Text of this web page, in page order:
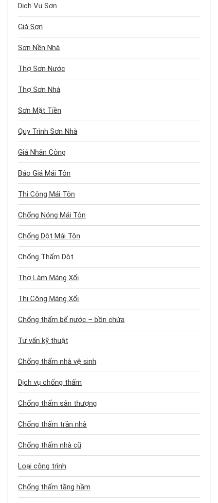
Dịch Vụ Sơn
Giá Sơn
Sơn Nền Nhà
Thợ Sơn Nước
Thợ Sơn Nhà
Sơn Mặt Tiền
Quy Trình Sơn Nhà
Giá Nhân Công
Báo Giá Mái Tôn
Thi Công Mái Tôn
Chống Nóng Mái Tôn
Chống Dột Mái Tôn
Chống Thấm Dột
Thợ Làm Máng Xối
Thi Công Máng Xối
Chống thấm bể nước – bồn chứa
Tư vấn kỹ thuật
Chống thấm nhà vệ sinh
Dịch vụ chống thấm
Chống thấm sân thượng
Chống thấm trần nhà
Chống thấm nhà cũ
Loại công trình
Chống thấm tầng hầm